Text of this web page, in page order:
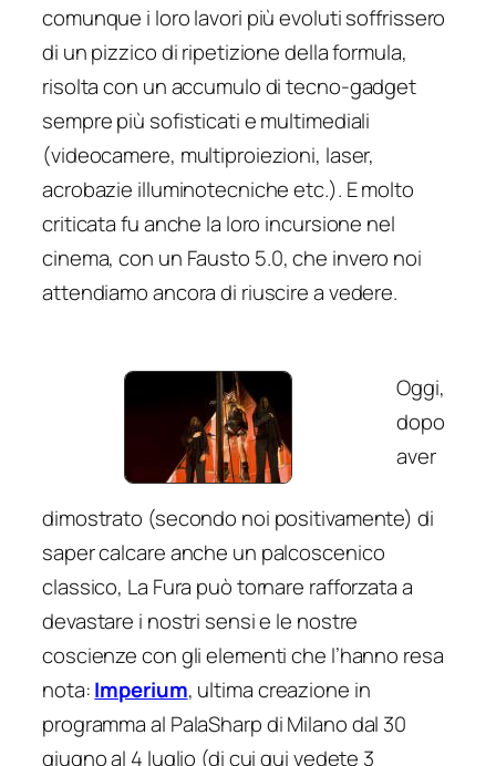
comunque i loro lavori più evoluti soffrissero
di un pizzico di ripetizione della formula,
risolta con un accumulo di tecno-gadget
sempre più sofisticati e multimediali
(videocamere, multiproiezioni, laser,
acrobazie illuminotecniche etc.). E molto
criticata fu anche la loro incursione nel
cinema, con un Fausto 5.0, che invero noi
attendiamo ancora di riuscire a vedere.
Oggi,
dopo
aver
dimostrato (secondo noi positivamente) di
saper calcare anche un palcoscenico
classico, La Fura può tornare rafforzata a
devastare i nostri sensi e le nostre
coscienze con gli elementi che l’hanno resa
nota:Imperium, ultima creazione in
programma al PalaSharp di Milano dal 30
giugno al 4 luglio (di cui qui vedete 3